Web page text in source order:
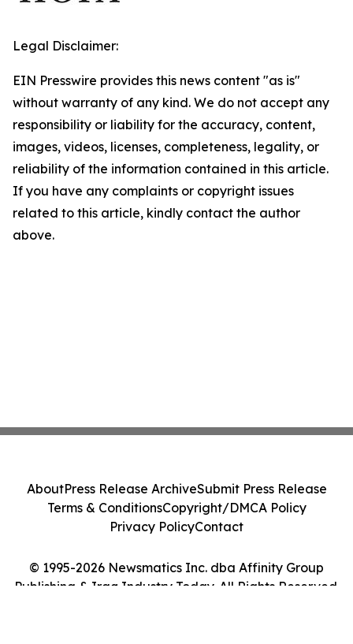
Legal Disclaimer:
EIN Presswire provides this news content "as is"
without warranty of any kind. We do not accept any
responsibility or liability for the accuracy, content,
images, videos, licenses, completeness, legality, or
reliability of the information contained in this article.
If you have any complaints or copyright issues
related to this article, kindly contact the author
above.
© 1995-2026 Newsmatics Inc. dba Affinity Group
Publishing & Iraq Industry Today. All Rights Reserved.
AboutPress Release ArchiveSubmit Press Release
Terms & ConditionsCopyright/DMCA Policy
Privacy PolicyContact